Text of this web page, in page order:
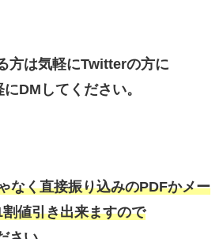
方は気軽にTwitterの方に
DMしてください。
なく直接振り込みのPDFかメー
値引き出来ますので